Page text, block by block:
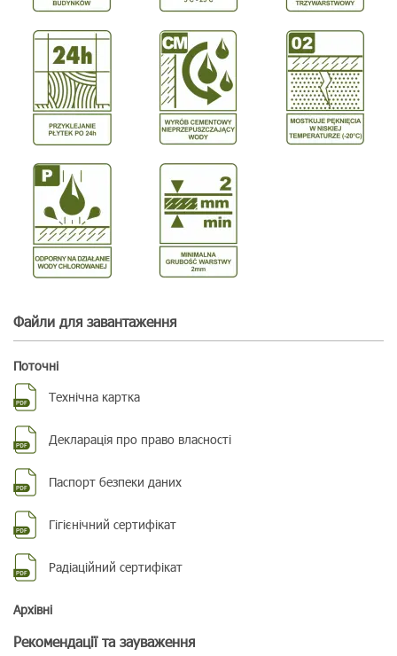
Наступні шари наносити з інтервалом 4-6 год тільки після
висихання попереднього шару. Приклеювання плитки можна
розпочати за 18-24 год після нанесення останнього шару.
Файли для завантаження
Поточні
Технічна картка
Декларація про право власності
Паспорт безпеки даних
Гігієнічний сертифікат
Радіаційний сертифікат
Aрхівні
Рекомендації та зауваження